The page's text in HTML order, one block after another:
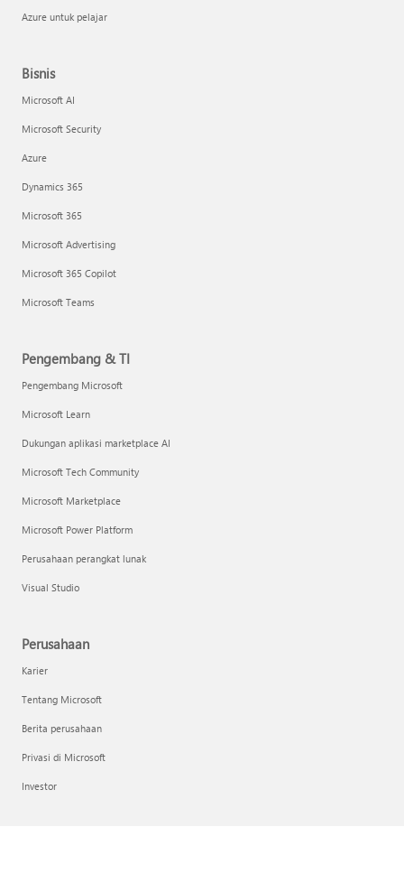
Azure untuk pelajar
Bisnis
Microsoft AI
Microsoft Security
Azure
Dynamics 365
Microsoft 365
Microsoft Advertising
Microsoft 365 Copilot
Microsoft Teams
Pengembang & TI
Pengembang Microsoft
Microsoft Learn
Dukungan aplikasi marketplace AI
Microsoft Tech Community
Microsoft Marketplace
Microsoft Power Platform
Perusahaan perangkat lunak
Visual Studio
Perusahaan
Karier
Tentang Microsoft
Berita perusahaan
Privasi di Microsoft
Investor